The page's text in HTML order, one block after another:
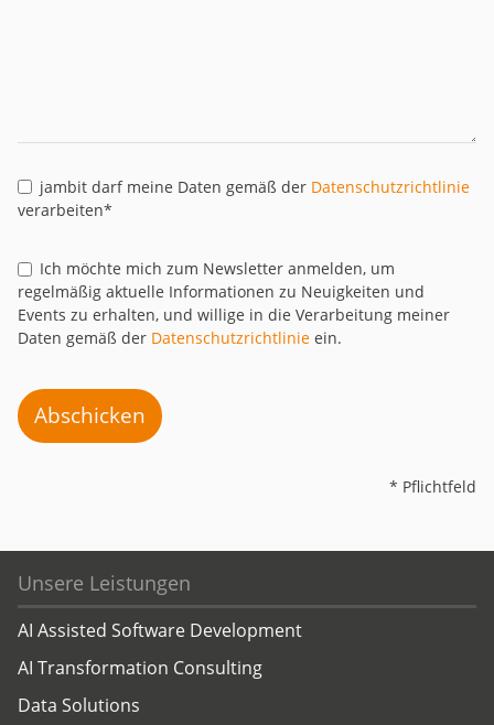
jambit darf meine Daten gemäß der Datenschutzrichtlinie
verarbeiten*
Ich möchte mich zum Newsletter anmelden, um
regelmäßig aktuelle Informationen zu Neuigkeiten und
Events zu erhalten, und willige in die Verarbeitung meiner
Daten gemäß der Datenschutzrichtlinie ein.
Abschicken
* Pflichtfeld
Unsere Leistungen
AI Assisted Software Development
AI Transformation Consulting
Data Solutions